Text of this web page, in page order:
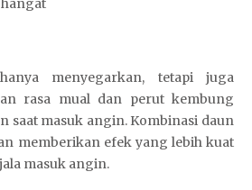
menyegarkan, tetapi juga
rasa mual dan perut kembung
saat masuk angin. Kombinasi daun
memberikan efek yang lebih kuat
masuk angin.